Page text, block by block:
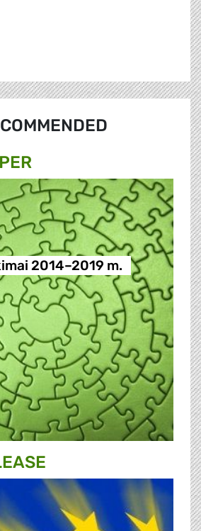
2014–2019 m.